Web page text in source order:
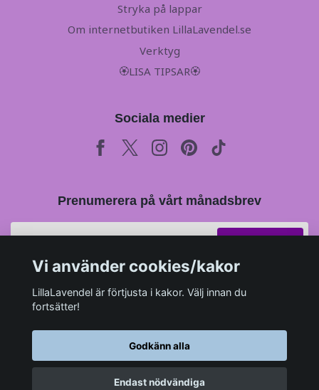
Stryka på lappar
Om internetbutiken LillaLavendel.se
Verktyg
🏵LISA TIPSAR🏵
Sociala medier
Prenumerera på vårt månadsbrev
Vi använder cookies/kakor
LillaLavendel är förtjusta i kakor. Välj innan du
fortsätter!
Godkänn alla
Endast nödvändiga